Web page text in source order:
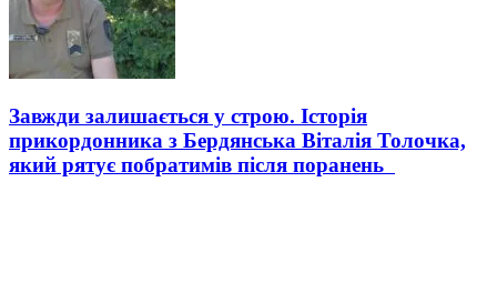
Завжди залишається у строю. Історія
прикордонника з Бердянська Віталія Толочка,
який рятує побратимів після поранень